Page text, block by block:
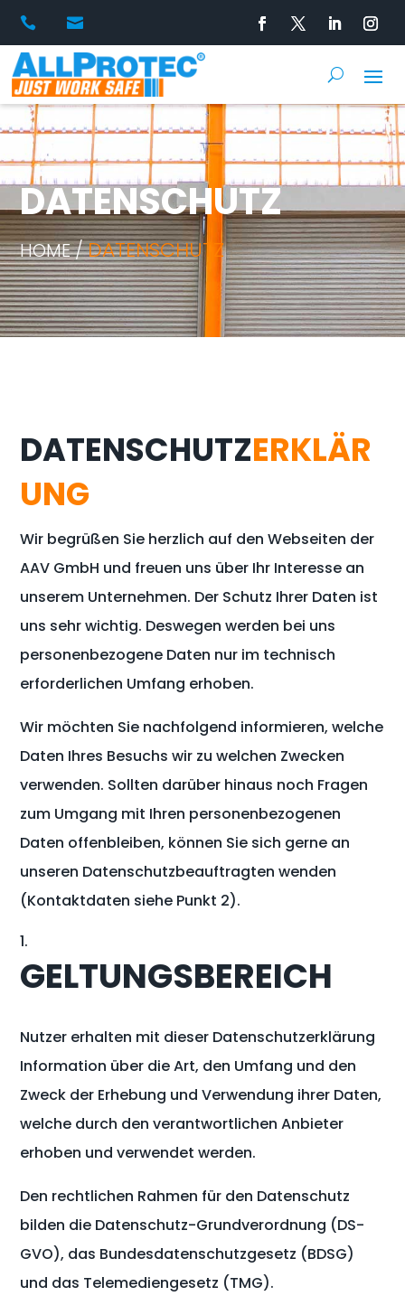
 
DATENSCHUTZ
HOME /DATENSCHUTZ
DATENSCHUTZERKLÄR
UNG
Wir begrüßen Sie herzlich auf den Webseiten der
AAV GmbH und freuen uns über Ihr Interesse an
unserem Unternehmen. Der Schutz Ihrer Daten ist
uns sehr wichtig. Deswegen werden bei uns
personenbezogene Daten nur im technisch
erforderlichen Umfang erhoben.
Wir möchten Sie nachfolgend informieren, welche
Daten Ihres Besuchs wir zu welchen Zwecken
verwenden. Sollten darüber hinaus noch Fragen
zum Umgang mit Ihren personenbezogenen
Daten offenbleiben, können Sie sich gerne an
unseren Datenschutzbeauftragten wenden
(Kontaktdaten siehe Punkt 2).
GELTUNGSBEREICH
Nutzer erhalten mit dieser Datenschutzerklärung
Information über die Art, den Umfang und den
Zweck der Erhebung und Verwendung ihrer Daten,
welche durch den verantwortlichen Anbieter
erhoben und verwendet werden.
Den rechtlichen Rahmen für den Datenschutz
bilden die Datenschutz-Grundverordnung (DS-
GVO), das Bundesdatenschutzgesetz (BDSG)
und das Telemediengesetz (TMG).